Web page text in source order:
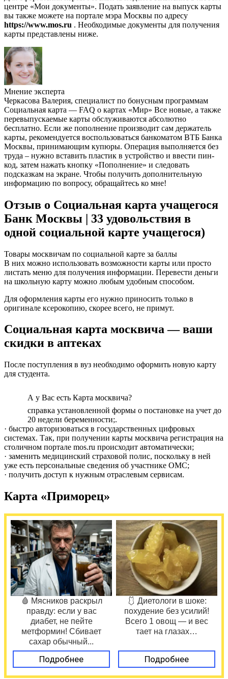
центре «Мои документы». Подать заявление на выпуск карты
вы также можете на портале мэра Москвы по адресу
https://www.mos.ru . Необходимые документы для получения
карты представлены ниже.
Мнение эксперта
Черкасова Валерия, специалист по бонусным программам
Социальная карта — FAQ о картах «Мир» Все новые, а также
перевыпускаемые карты обслуживаются абсолютно
бесплатно. Если же пополнение производит сам держатель
карты, рекомендуется воспользоваться банкоматом ВТБ Банка
Москвы, принимающим купюры. Операция выполняется без
труда – нужно вставить пластик в устройство и ввести пин-
код, затем нажать кнопку «Пополнение» и следовать
подсказкам на экране. Чтобы получить дополнительную
информацию по вопросу, обращайтесь ко мне!
Отзыв о Социальная карта учащегося
Банк Москвы | 33 удовольствия в
одной социальной карте учащегося)
Товары москвичам по социальной карте за баллы
В них можно использовать возможности карты или просто
листать меню для получения информации. Перевести деньги
на школьную карту можно любым удобным способом.
Для оформления карты его нужно приносить только в
оригинале ксерокопию, скорее всего, не примут.
Социальная карта москвича — ваши
скидки в аптеках
После поступления в вуз необходимо оформить новую карту
для студента.
А у Вас есть Карта москвича?
справка установленной формы о постановке на учет до
20 недели беременности;.
· быстро авторизоваться в государственных цифровых
системах. Так, при получении карты москвича регистрация на
столичном портале mos.ru происходит автоматически;
· заменить медицинский страховой полис, поскольку в ней
уже есть персональные сведения об участнике ОМС;
· получить доступ к нужным отраслевым сервисам.
Карта «Приморец»
🩸 Мясников раскрыл
правду: если у вас
диабет, не пейте
метформин! Сбивает
сахар обычный...
Подробнее
🩱 Диетологи в шоке:
похудение без усилий!
Всего 1 овощ — и вес
тает на глазах…
Подробнее